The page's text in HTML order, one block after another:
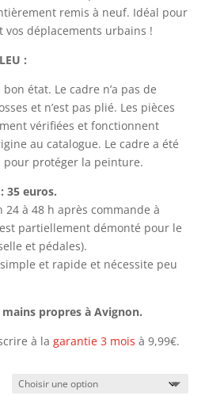
remis à neuf. Idéal pour
vos déplacements urbains !
:
bon état. Le cadre n’a pas de
et n’est pas plié. Les pièces
vérifiées et fonctionnent
au catalogue. Le cadre a été
protéger la peinture.
35 euros.
24 à 48 h après commande à
partiellement démonté pour le
et pédales).
et rapide et nécessite peu
propres à Avignon.
à la garantie 3 mois à 9,99€.